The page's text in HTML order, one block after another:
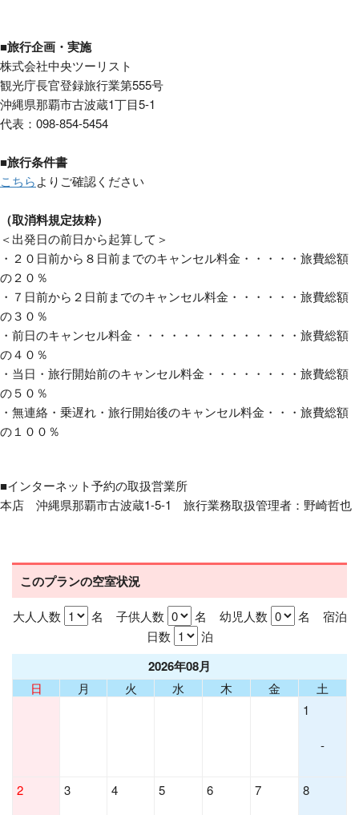
■旅行企画・実施
株式会社中央ツーリスト
観光庁長官登録旅行業第555号
沖縄県那覇市古波蔵1丁目5-1
代表：098-854-5454
■旅行条件書
こちらよりご確認ください
（取消料規定抜粋）
＜出発日の前日から起算して＞
・２０日前から８日前までのキャンセル料金・・・・・旅費総額
の２０％
・７日前から２日前までのキャンセル料金・・・・・・旅費総額
の３０％
・前日のキャンセル料金・・・・・・・・・・・・・・旅費総額
の４０％
・当日・旅行開始前のキャンセル料金・・・・・・・・旅費総額
の５０％
・無連絡・乗遅れ・旅行開始後のキャンセル料金・・・旅費総額
の１００％
■インターネット予約の取扱営業所
本店 沖縄県那覇市古波蔵1-5-1 旅行業務取扱管理者：野崎哲也
このプランの空室状況
大人人数 名 子供人数 名 幼児人数
名 宿泊
日数
泊
2026年08月
日 月 火 水 木 金
土
1
-
2 3 4 5 6 7 8